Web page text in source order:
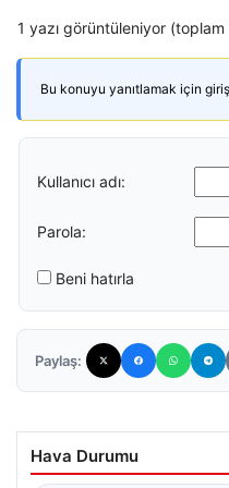
1 yazı görüntüleniyor (toplam
Bu konuyu yanıtlamak için giriş
Kullanıcı adı:
Parola:
Beni hatırla
Paylaş:
Hava Durumu